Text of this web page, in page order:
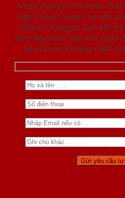
Nhập thông tin để nhận
điện thoại / email/ tại văn
khách. Chúng tôi cam kết
dưới đây được bảo mật tuyệt
yêu cầu tư vấn duy nhất